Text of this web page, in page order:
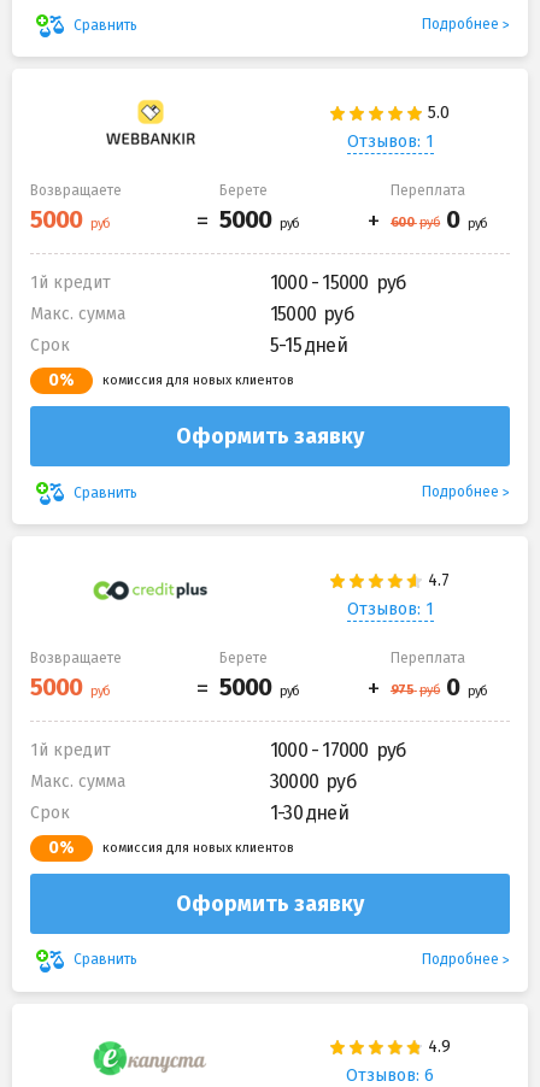
Сравнить Подробнее
Отзывов: 1
Возвращаете Берете Переплата
1й кредит 1000 - 15000
Макс. сумма 15000
Срок 5-15 дней
0% комиссия для новых клиентов
Оформить заявку
Сравнить Подробнее
Отзывов: 1
Возвращаете Берете Переплата
1й кредит 1000 - 17000
Макс. сумма 30000
Срок 1-30 дней
0% комиссия для новых клиентов
Оформить заявку
Сравнить Подробнее
Отзывов: 6